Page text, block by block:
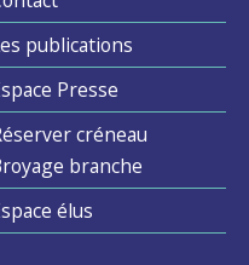
publications
Presse
créneau
branche
élus